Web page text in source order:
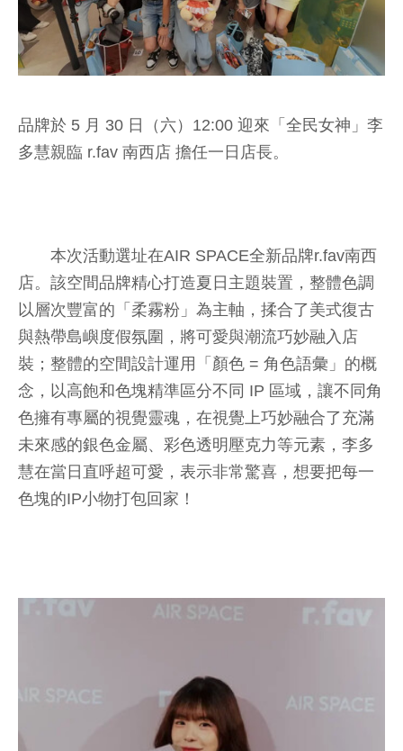
品牌於 5 月 30 日（六）12:00 迎來「全民女神」李
多慧親臨 r.fav 南西店 擔任一日店長。
本次活動選址在AIR SPACE全新品牌r.fav南西
店。該空間品牌精心打造夏日主題裝置，整體色調
以層次豐富的「柔霧粉」為主軸，揉合了美式復古
與熱帶島嶼度假氛圍，將可愛與潮流巧妙融入店
裝；整體的空間設計運用「顏色 = 角色語彙」的概
念，以高飽和色塊精準區分不同 IP 區域，讓不同角
色擁有專屬的視覺靈魂，在視覺上巧妙融合了充滿
未來感的銀色金屬、彩色透明壓克力等元素，李多
慧在當日直呼超可愛，表示非常驚喜，想要把每一
色塊的IP小物打包回家！